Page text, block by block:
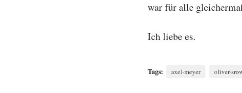
war für alle
Ich liebe es.
Tags: axel-meyer oliver-